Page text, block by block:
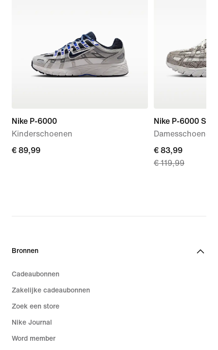
Nike P-6000
Kinderschoenen
€ 89,99
€ 89,99
Nike P-6000 SE
Damesschoenen
current
price
€ 119,99
€ 83,99
€ 119,99
Bronnen
Cadeaubonnen
Zakelijke cadeaubonnen
Zoek een store
Nike Journal
Word member